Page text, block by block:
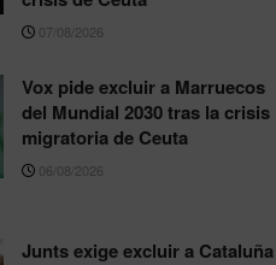
07/08/2026
Vox pide excluir a Marruecos
del Mundial 2030 tras la crisis
migratoria de Ceuta
06/08/2026
Junts exige excluir a Cataluña